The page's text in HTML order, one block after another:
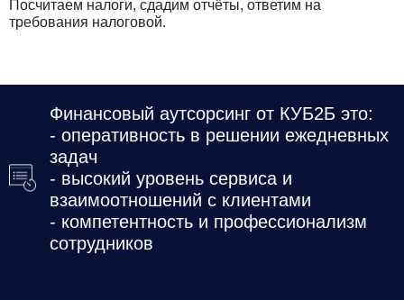
Посчитаем налоги, сдадим отчёты, ответим на
требования налоговой.
Финансовый аутсорсинг от КУБ2Б это:
- оперативность в решении ежедневных
задач
- высокий уровень сервиса и
взаимоотношений с клиентами
- компетентность и профессионализм
сотрудников
ДаюСогласие на обработку персональных данных